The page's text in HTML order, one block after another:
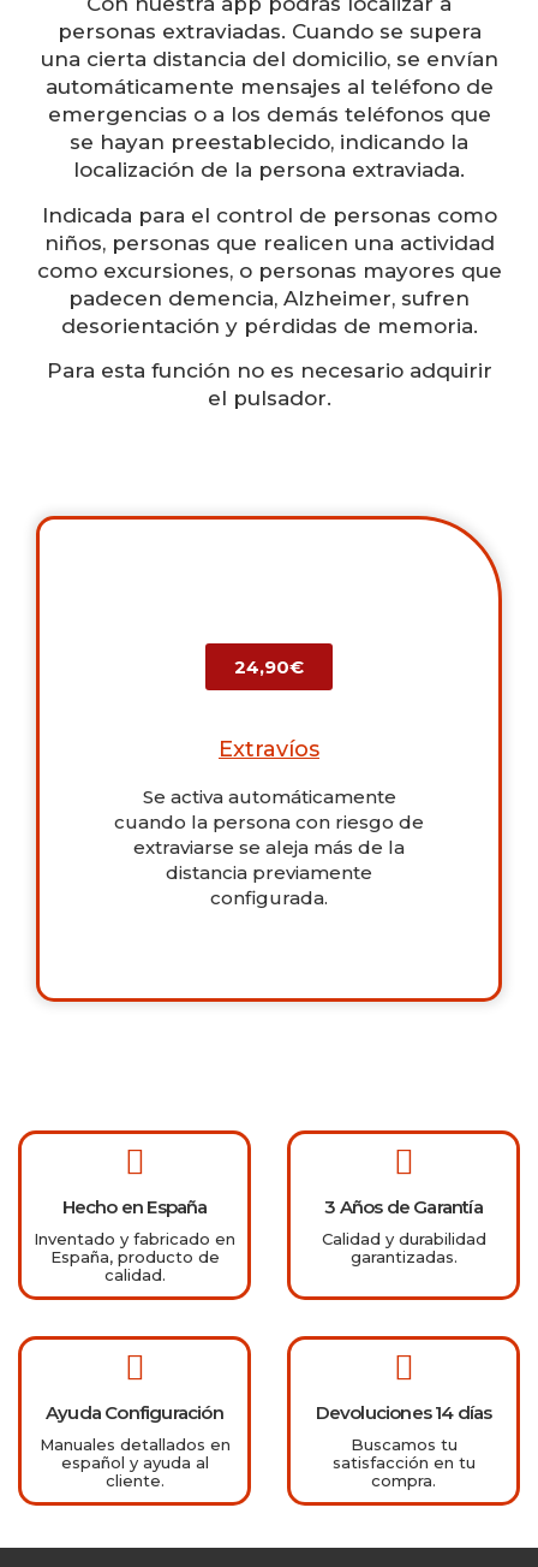
personas extraviadas. Cuando se supera
una cierta distancia del domicilio, se envían
automáticamente mensajes al teléfono de
emergencias o a los demás teléfonos que
se hayan preestablecido, indicando la
localización de la persona extraviada.
Indicada para el control de personas como
niños, personas que realicen una actividad
como excursiones, o personas mayores que
padecen demencia, Alzheimer, sufren
desorientación y pérdidas de memoria.
Para esta función no es necesario adquirir
el pulsador.
24,90€
Extravíos
Se activa automáticamente
cuando la persona con riesgo de
extraviarse se aleja más de la
distancia previamente
configurada.
Hecho en España
Inventado y fabricado en
España, producto de
calidad.
3 Años de Garantía
Calidad y durabilidad
garantizadas.
Ayuda Configuración
Manuales detallados en
español y ayuda al
cliente.
Devoluciones 14 días
Buscamos tu
satisfacción en tu
compra.